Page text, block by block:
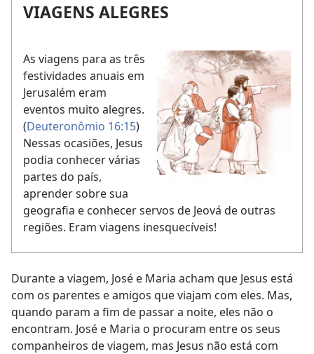
VIAGENS ALEGRES
As viagens para as três
festividades anuais em
Jerusalém eram
eventos muito alegres.
(Deuteronômio 16:15)
Nessas ocasiões, Jesus
podia conhecer várias
partes do país,
aprender sobre sua
geografia e conhecer servos de Jeová de outras
regiões. Eram viagens inesquecíveis!
Durante a viagem, José e Maria acham que Jesus está
com os parentes e amigos que viajam com eles. Mas,
quando param a fim de passar a noite, eles não o
encontram. José e Maria o procuram entre os seus
companheiros de viagem, mas Jesus não está com